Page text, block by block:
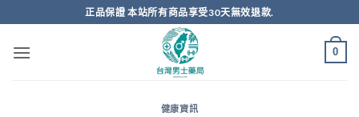
轉
正品保證 本站所有商品享受30天無效退款.
0
健康資訊